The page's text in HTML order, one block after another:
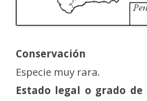
Conservación
Especie muy rara.
Estado legal o grado de